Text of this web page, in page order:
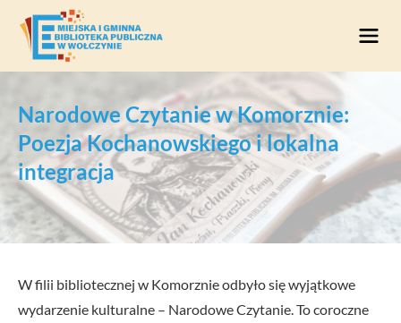
Przejdź do treści
Narodowe Czytanie w Komorznie:
Poezja Kochanowskiego i lokalna
integracja
W filii bibliotecznej w Komorznie odbyło się wyjątkowe
wydarzenie kulturalne – Narodowe Czytanie. To coroczne